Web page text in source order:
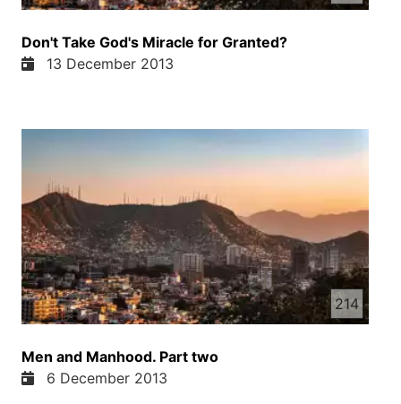
Don't Take God's Miracle for Granted?
13 December 2013
214
Men and Manhood. Part two
6 December 2013